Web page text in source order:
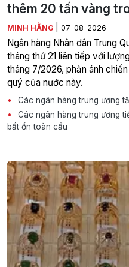
thêm 20 tấn vàng
MINH HẰNG 07-08-2026
Ngân hàng Nhân dân Trung
tháng thứ 21 liên tiếp với
tháng 7/2026, phản ánh
quý của nước này.
Các ngân hàng trung ương
Các ngân hàng trung ương
bất ổn toàn cầu